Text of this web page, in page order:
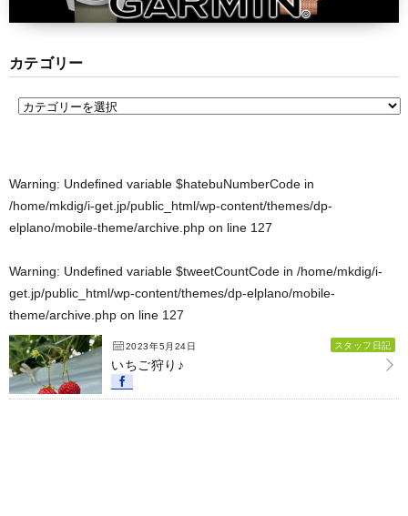
カテゴリー
Warning: Undefined variable $hatebuNumberCode in
/home/mkdig/i-get.jp/public_html/wp-content/themes/dp-
elplano/mobile-theme/archive.php on line 127
Warning: Undefined variable $tweetCountCode in /home/mkdig/i-
get.jp/public_html/wp-content/themes/dp-elplano/mobile-
theme/archive.php on line 127
2023年5月24日 スタッフ日記
いちご狩り♪